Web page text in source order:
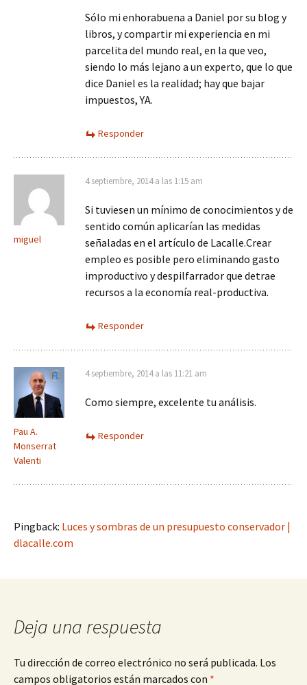
Sólo mi enhorabuena a Daniel por su blog y
libros, y compartir mi experiencia en mi
parcelita del mundo real, en la que veo,
siendo lo más lejano a un experto, que lo que
dice Daniel es la realidad; hay que bajar
impuestos, YA.
Responder
miguel
4 septiembre, 2014 a las 1:15 am
Si tuviesen un mínimo de conocimientos y de
sentido común aplicarían las medidas
señaladas en el artículo de Lacalle.Crear
empleo es posible pero eliminando gasto
improductivo y despilfarrador que detrae
recursos a la economía real-productiva.
Responder
Pau A.
Monserrat
Valenti
4 septiembre, 2014 a las 11:21 am
Como siempre, excelente tu análisis.
Responder
Pingback: Luces y sombras de un presupuesto conservador |
dlacalle.com
Deja una respuesta
Tu dirección de correo electrónico no será publicada. Los
campos obligatorios están marcados con *